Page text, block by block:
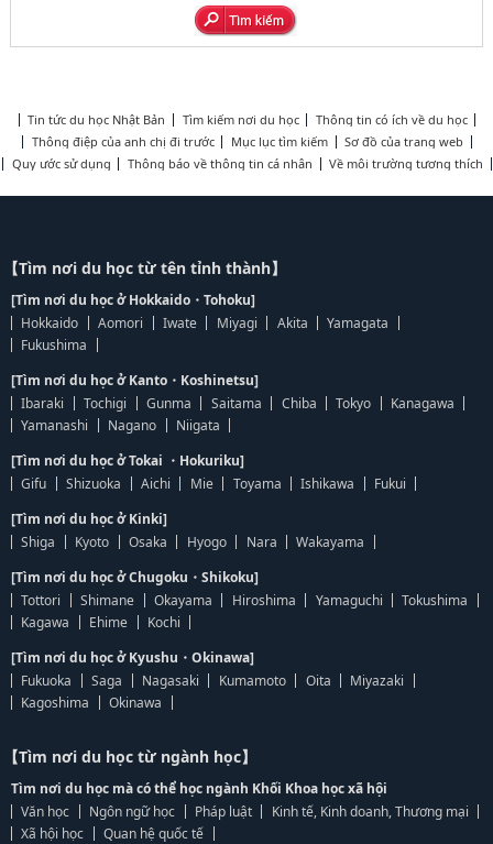
Tin tức du học Nhật Bản Tìm kiếm nơi du học
Thông tin có ích về du học
Thông điệp của anh chị đi trước
Mục lục tìm kiếm
Sơ đồ của trang web
Quy ước sử dụng
Thông báo về thông tin cá nhân Về môi trường tương thích
【Tìm nơi du học từ tên tỉnh thành】
[Tìm nơi du học ở Hokkaido・Tohoku]
Hokkaido
Aomori Iwate Miyagi Akita
Yamagata
Fukushima
[Tìm nơi du học ở Kanto・Koshinetsu]
Ibaraki
Tochigi Gunma Saitama Chiba Tokyo
Kanagawa
Yamanashi
Nagano
Niigata
[Tìm nơi du học ở Tokai ・Hokuriku]
Gifu
Shizuoka Aichi Mie Toyama Ishikawa
Fukui
[Tìm nơi du học ở Kinki]
Shiga
Kyoto Osaka Hyogo Nara
Wakayama
[Tìm nơi du học ở Chugoku・Shikoku]
Tottori
Shimane Okayama Hiroshima Yamaguchi
Tokushima
Kagawa
Ehime
Kochi
[Tìm nơi du học ở Kyushu・Okinawa]
Fukuoka
Saga Nagasaki Kumamoto Oita
Miyazaki
Kagoshima
Okinawa
【Tìm nơi du học từ ngành học】
Tìm nơi du học mà có thể học ngành Khối Khoa học xã hội
Văn học
Ngôn ngữ học Pháp luật
Kinh tế, Kinh doanh, Thương mại
Xã hội học
Quan hệ quốc tế